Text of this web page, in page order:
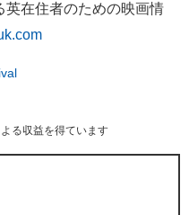
英在住者のための映画情
る収益を得ています